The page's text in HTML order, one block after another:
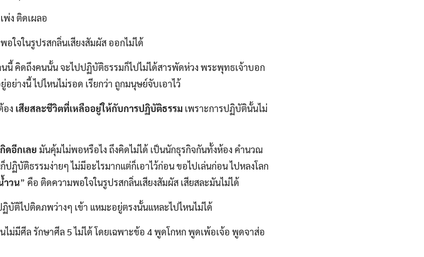
พ่ง ติดเผลอ
อใจในรูปรสกลิ่นเสียงสัมผัส ออกไม่ได้
นี้ คิดถึงคนนั้น จะไปปฏิบัติธรรมก็ไปไม่ได้สารพัดห่วง พระพุทธเจ้าบอก
ย่างนี้ ไปไหนไม่รอด เรียกว่า ถูกมนุษย์จับเอาไว้
อง เสียสละชีวิตที่เหลืออยู่ให้กับการปฏิบัติธรรม เพราะการปฏิบัตินั้นไม่
ดอีกเลย มันคุ้มไม่พอหรือไง ถึงคิดไม่ได้ เป็นนักธุรกิจกันทั้งห้อง คำนวณ
ฏิบัติธรรมง่ายๆ ไม่มีอะไรมากแต่ก็เอาไว้ก่อน ขอไปเล่นก่อน ไปหลงโลก
ำวน” คือ ติดความพอใจในรูปรสกลิ่นเสียงสัมผัส เสียสละมันไม่ได้
บัติไปติดภพว่างๆ เข้า แหมะอยู่ตรงนั้นแหละไปไหนไม่ได้
ไม่มีศีล รักษาศีล 5 ไม่ได้ โดยเฉพาะข้อ 4 พูดโกหก พูดเพ้อเจ้อ พูดจาส่อ